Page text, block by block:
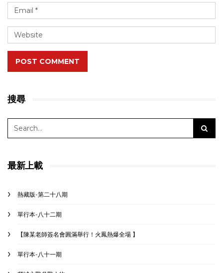
POST COMMENT
搜尋
最新上載
熱藏版-第二十八期
單行本-八十二期
【陳某老師簽名會圓滿舉行！火鳳熱爆全場 】
單行本-八十一期